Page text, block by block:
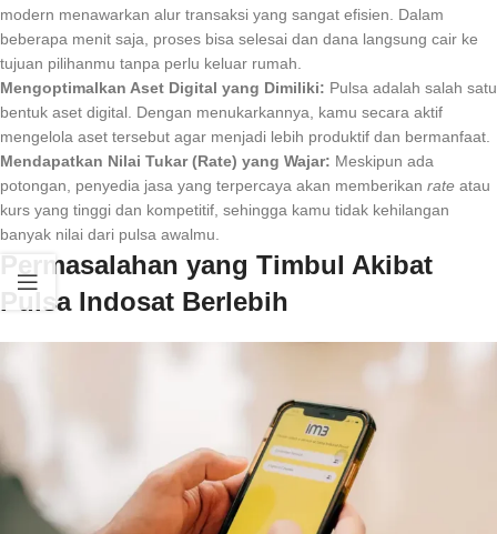
modern menawarkan alur transaksi yang sangat efisien. Dalam
beberapa menit saja, proses bisa selesai dan dana langsung cair ke
tujuan pilihanmu tanpa perlu keluar rumah.
Mengoptimalkan Aset Digital yang Dimiliki: Pulsa adalah salah satu
bentuk aset digital. Dengan menukarkannya, kamu secara aktif
mengelola aset tersebut agar menjadi lebih produktif dan bermanfaat.
Mendapatkan Nilai Tukar (Rate) yang Wajar: Meskipun ada
potongan, penyedia jasa yang terpercaya akan memberikan rate atau
kurs yang tinggi dan kompetitif, sehingga kamu tidak kehilangan
banyak nilai dari pulsa awalmu.
Permasalahan yang Timbul Akibat
Pulsa Indosat Berlebih